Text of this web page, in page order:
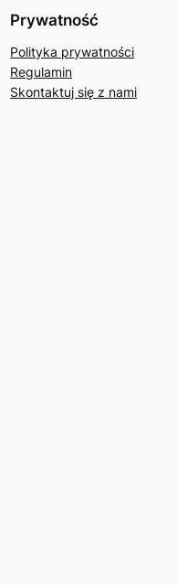
Prywatność
Polityka prywatności
Regulamin
Skontaktuj się z nami